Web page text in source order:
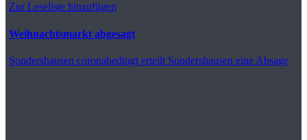
Zur Leseliste hinzufügen
Weihnachtsmarkt abgesagt
Sondershausen coronabedingt erteilt Sondershausen eine Absage